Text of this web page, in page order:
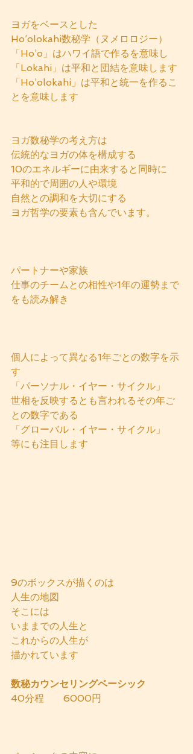
ヨガをベースとした
Ho’olokahi数秘学（ヌメロロジー）
「Ho’o」はハワイ語で作るを意味し
「Lokahi」は平和と団結を意味します
「Ho’olokahi」は平和と統一を作るこ
とを意味します
ヨガ数秘学の考え方は
伝統的なヨガの体を構成する
10のエネルギーに由来すると同時に
平和的で周囲の人や環境
自然との調和を大切にする
ヨガ哲学の要素も含んでいます。
パートナーや家族
仕事のチームとの相性や1年の運勢まで
をも読み解き
個人によって異なる1年ごとの数字を示
す
「パーソナル・イヤー・サイクル」
世相を反映するとも言われるその年ご
との数字である
「グローバル・イヤー・サイクル」
等にも注目します
9のボックスが描くのは
人生の地図
そこには
いままでの人生と
これからの人生が
描かれています
数秘カウンセリングベーシック
40分程　　6000円